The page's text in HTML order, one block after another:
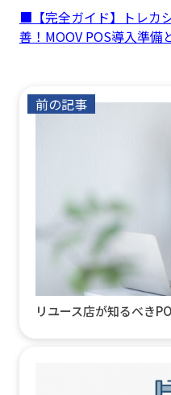
■【完全ガイド】トレカ
善！MOOV POS導入準備
リユース店が知るべき
前の記事